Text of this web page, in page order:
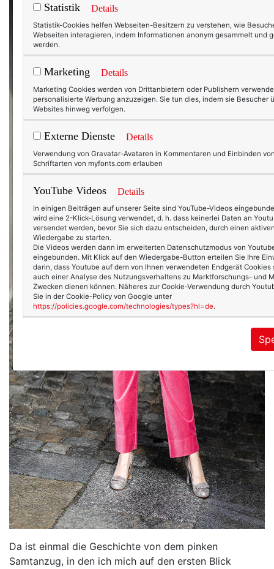
Da ist einmal die Geschichte von dem pinken
Samtanzug, in den ich mich auf den ersten Blick
Statistik Details
Statistik-Cookies helfen Webseiten-Besitzern zu verstehen, wie
Webseiten interagieren, indem Informationen anonym gesammelt und
werden.
Marketing Details
Marketing Cookies werden von Drittanbietern oder Publishern
personalisierte Werbung anzuzeigen. Sie tun dies, indem sie Besucher
Websites hinweg verfolgen.
Externe Dienste Details
Verwendung von Gravatar-Avataren in Kommentaren und Einbinden
Schriftarten von myfonts.com erlauben
YouTube Videos Details
In einigen Beiträgen auf unserer Seite sind YouTube-Videos
wird eine 2-Klick-Lösung verwendet, d. h. dass keinerlei Daten an
versendet werden, bevor Sie sich dazu entscheiden, durch einen
Wiedergabe zu starten.
Die Videos werden dann im erweiterten Datenschutzmodus von
eingebunden. Mit Klick auf den Wiedergabe-Button erteilen Sie Ihre
darin, dass Youtube auf dem von Ihnen verwendeten Endgerät Cookies
auch einer Analyse des Nutzungsverhaltens zu Marktforschungs- und
Zwecken dienen können. Näheres zur Cookie-Verwendung durch
Sie in der Cookie-Policy von Google unter
https://policies.google.com/technologies/types?hl=de.